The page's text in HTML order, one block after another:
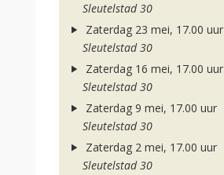
Sleutelstad 30
Zaterdag 23 mei, 17.00 uur
Sleutelstad 30
Zaterdag 16 mei, 17.00 uur
Sleutelstad 30
Zaterdag 9 mei, 17.00 uur
Sleutelstad 30
Zaterdag 2 mei, 17.00 uur
Sleutelstad 30